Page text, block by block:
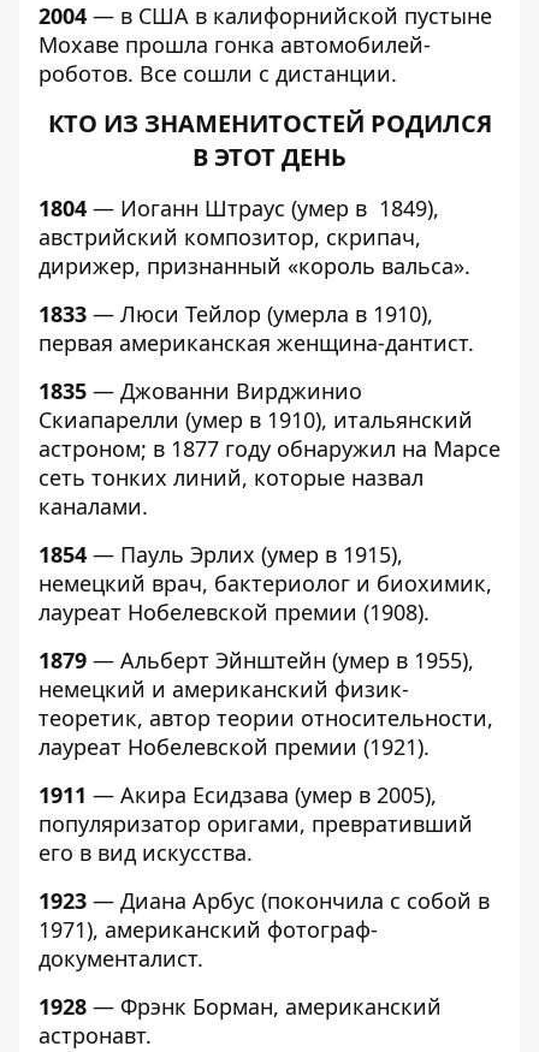
2004 — в США в калифорнийской пустыне
Мохаве прошла гонка автомобилей-
роботов. Все сошли с дистанции.
КТО ИЗ ЗНАМЕНИТОСТЕЙ РОДИЛСЯ
В ЭТОТ ДЕНЬ
1804 — Иоганн Штраус (умер в 1849),
австрийский композитор, скрипач,
дирижер, признанный «король вальса».
1833 — Люси Тейлор (умерла в 1910),
первая американская женщина-дантист.
1835 — Джованни Вирджинио
Скиапарелли (умер в 1910), итальянский
астроном; в 1877 году обнаружил на Марсе
сеть тонких линий, которые назвал
каналами.
1854 — Пауль Эрлих (умер в 1915),
немецкий врач, бактериолог и биохимик,
лауреат Нобелевской премии (1908).
1879 — Альберт Эйнштейн (умер в 1955),
немецкий и американский физик-
теоретик, автор теории относительности,
лауреат Нобелевской премии (1921).
1911 — Акира Есидзава (умер в 2005),
популяризатор оригами, превративший
его в вид искусства.
1923 — Диана Арбус (покончила с собой в
1971), американский фотограф-
документалист.
1928 — Фрэнк Борман, американский
астронавт.